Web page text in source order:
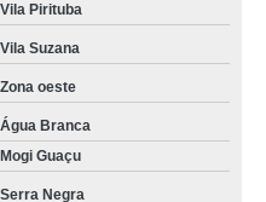
Paulínia
Barueri
Jardim Guedala
Vila Pirituba
Vila Suzana
Zona oeste
Água Branca
Mogi Guaçu
Serra Negra